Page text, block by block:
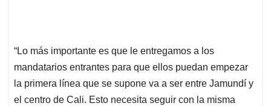
“Lo más importante es que le entregamos a los
mandatarios entrantes para que ellos puedan empezar
la primera línea que se supone va a ser entre Jamundí y
el centro de Cali. Esto necesita seguir con la misma